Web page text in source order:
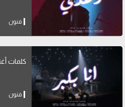
فنون
كلمات أغنية "انا بكبر"
فنون